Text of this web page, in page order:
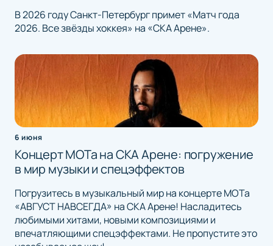
В 2026 году Санкт-Петербург примет «Матч года
2026. Все звёзды хоккея» на «СКА Арене».
6 июня
Концерт МОТа на СКА Арене: погружение
в мир музыки и спецэффектов
Погрузитесь в музыкальный мир на концерте МОТа
«АВГУСТ НАВСЕГДА» на СКА Арене! Насладитесь
любимыми хитами, новыми композициями и
впечатляющими спецэффектами. Не пропустите это